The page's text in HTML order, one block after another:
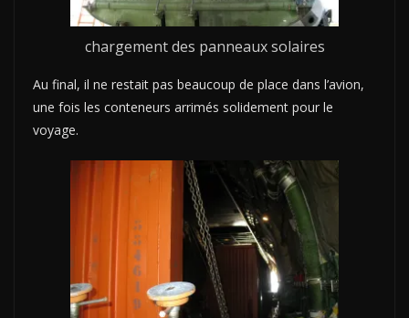
chargement des panneaux solaires
Au final, il ne restait pas beaucoup de place dans l’avion,
une fois les conteneurs arrimés solidement pour le
voyage.